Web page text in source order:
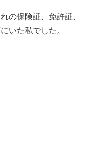
の保険証、免許証、
いた私でした。